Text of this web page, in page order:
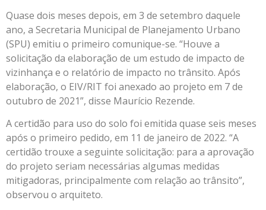
Quase dois meses depois, em 3 de setembro daquele
ano, a Secretaria Municipal de Planejamento Urbano
(SPU) emitiu o primeiro comunique-se. “Houve a
solicitação da elaboração de um estudo de impacto de
vizinhança e o relatório de impacto no trânsito. Após
elaboração, o EIV/RIT foi anexado ao projeto em 7 de
outubro de 2021”, disse Maurício Rezende.
A certidão para uso do solo foi emitida quase seis meses
após o primeiro pedido, em 11 de janeiro de 2022. “A
certidão trouxe a seguinte solicitação: para a aprovação
do projeto seriam necessárias algumas medidas
mitigadoras, principalmente com relação ao trânsito”,
observou o arquiteto.